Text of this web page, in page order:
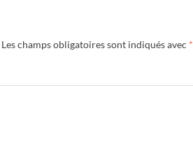
Les champs obligatoires sont indiqués avec *